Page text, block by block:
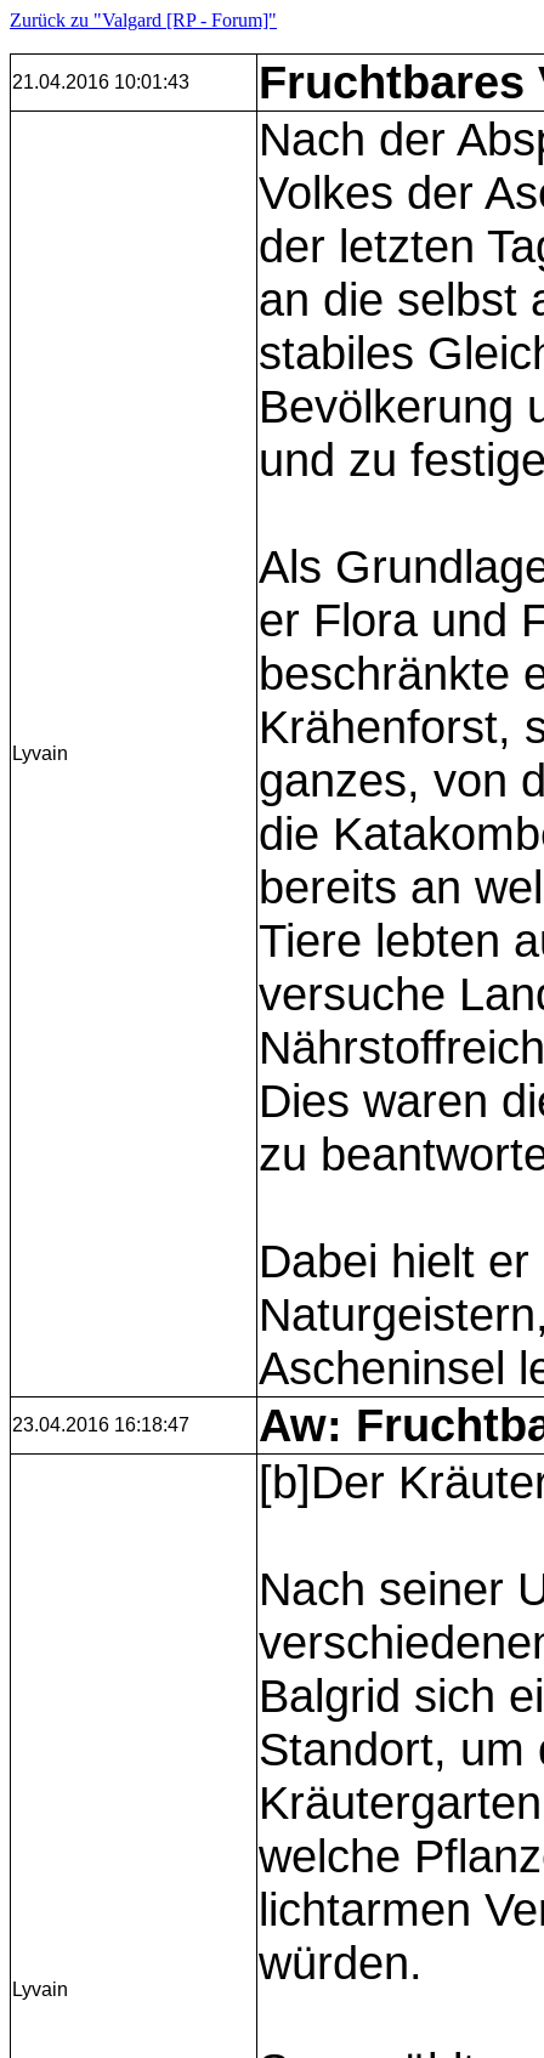
Zurück zu "Valgard [RP - Forum]"
21.04.2016 10:01:43 Fruchtbares
Lyvain
Nach der
Volkes der
der letzten
an die selbst
stabiles
Bevölkerung
und zu
Als
er Flora und
beschränkte
Krähenforst,
ganzes, von
die
bereits an
Tiere lebten
versuche
Dies waren
zu
Dabei hielt
Ascheninsel
23.04.2016 16:18:47 Aw:
Lyvain
[b]Der
Nach seiner
Balgrid sich
Standort, um
welche
lichtarmen
würden.